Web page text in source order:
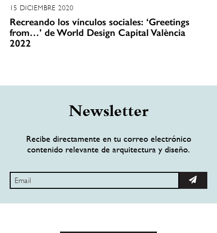
15 DICIEMBRE 2020
Recreando los vínculos sociales: ‘Greetings
from…’ de World Design Capital València
2022
Newsletter
Recibe directamente en tu correo electrónico
contenido relevante de arquitectura y diseño.